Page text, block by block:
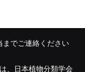
までご連絡ください
、日本植物分類学会